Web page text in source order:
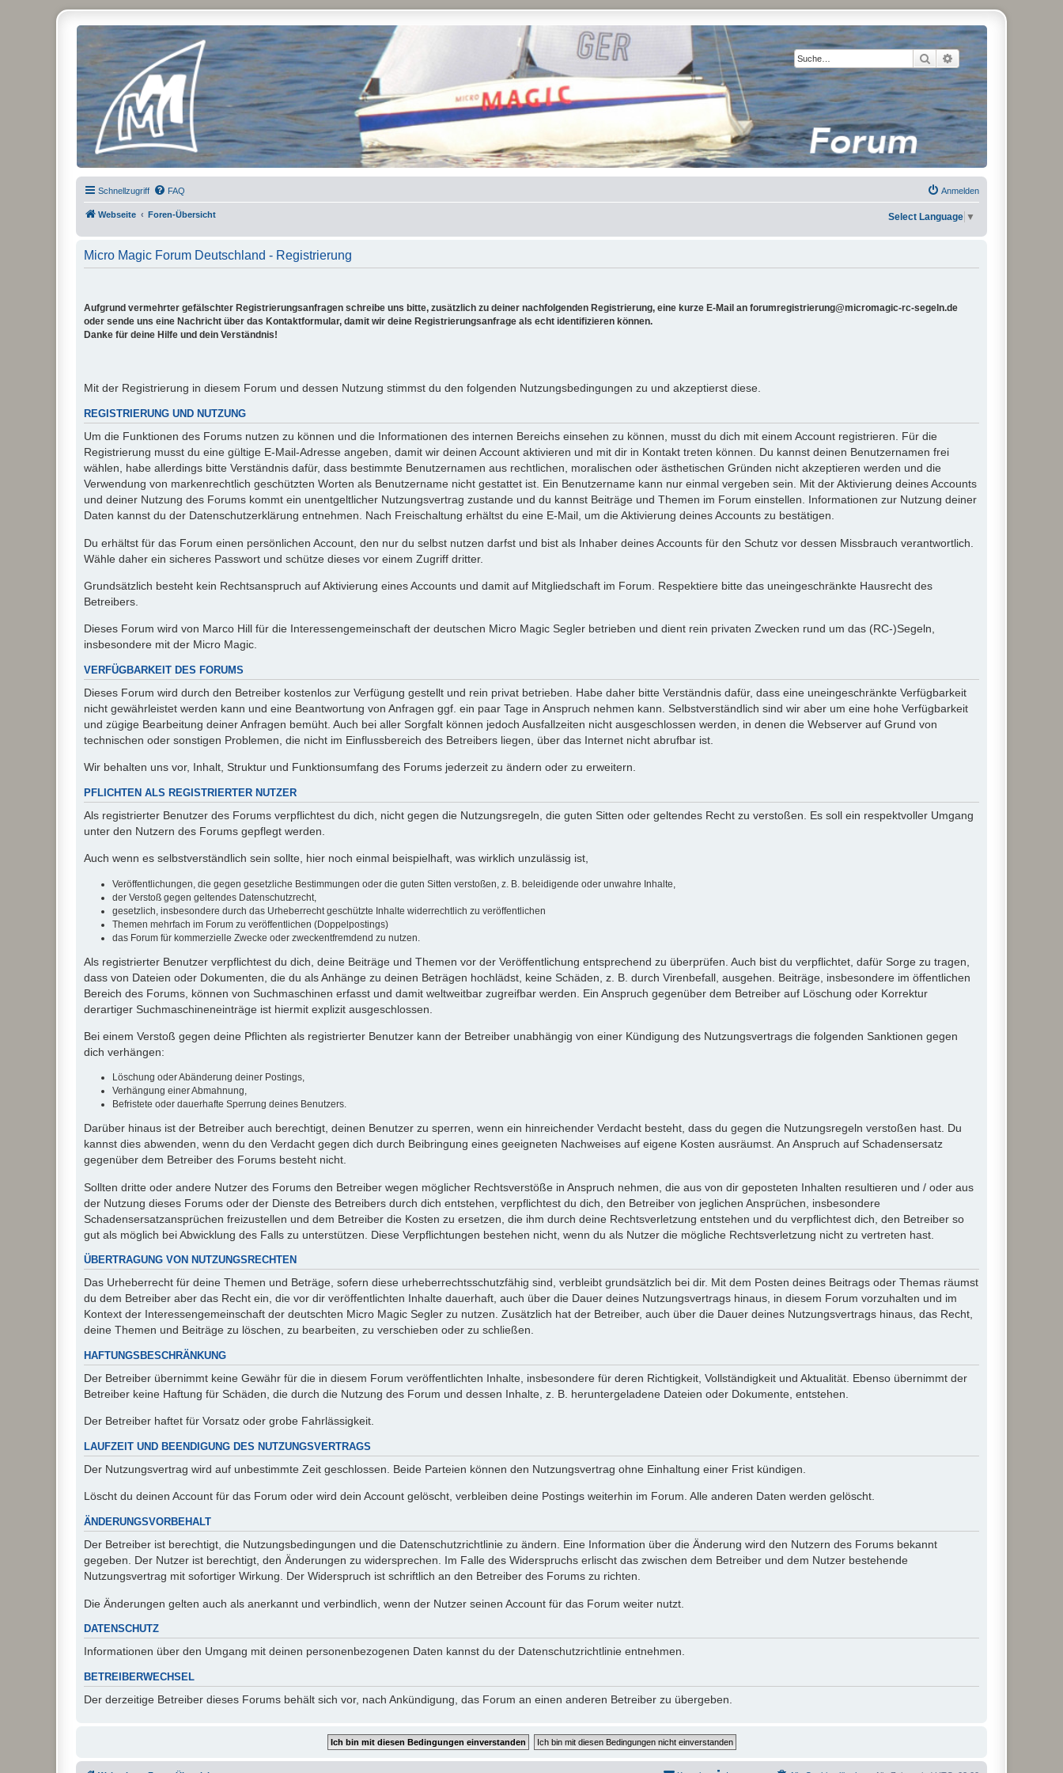
Suche Erweiterte Suche
Micro Magic Forum Deutschland
Schnellzugriff FAQ Anmelden
Webseite Foren-Übersicht Select Language ▼
Micro Magic Forum Deutschland - Registrierung
Aufgrund vermehrter gefälschter Registrierungsanfragen schreibe uns bitte, zusätzlich zu deiner nachfolgenden Registrierung, eine kurze E-Mail an forumregistrierung@micromagic-rc-segeln.de
oder sende uns eine Nachricht über das Kontaktformular, damit wir deine Registrierungsanfrage als echt identifizieren können.
Danke für deine Hilfe und dein Verständnis!
Mit der Registrierung in diesem Forum und dessen Nutzung stimmst du den folgenden Nutzungsbedingungen zu und akzeptierst diese.
REGISTRIERUNG UND NUTZUNG
Um die Funktionen des Forums nutzen zu können und die Informationen des internen Bereichs einsehen zu können, musst du dich mit einem Account registrieren. Für die
Registrierung musst du eine gültige E-Mail-Adresse angeben, damit wir deinen Account aktivieren und mit dir in Kontakt treten können. Du kannst deinen Benutzernamen frei
wählen, habe allerdings bitte Verständnis dafür, dass bestimmte Benutzernamen aus rechtlichen, moralischen oder ästhetischen Gründen nicht akzeptieren werden und die
Verwendung von markenrechtlich geschützten Worten als Benutzername nicht gestattet ist. Ein Benutzername kann nur einmal vergeben sein. Mit der Aktivierung deines Accounts
und deiner Nutzung des Forums kommt ein unentgeltlicher Nutzungsvertrag zustande und du kannst Beiträge und Themen im Forum einstellen. Informationen zur Nutzung deiner
Daten kannst du der Datenschutzerklärung entnehmen. Nach Freischaltung erhältst du eine E-Mail, um die Aktivierung deines Accounts zu bestätigen.
Du erhältst für das Forum einen persönlichen Account, den nur du selbst nutzen darfst und bist als Inhaber deines Accounts für den Schutz vor dessen Missbrauch verantwortlich.
Wähle daher ein sicheres Passwort und schütze dieses vor einem Zugriff dritter.
Grundsätzlich besteht kein Rechtsanspruch auf Aktivierung eines Accounts und damit auf Mitgliedschaft im Forum. Respektiere bitte das uneingeschränkte Hausrecht des
Betreibers.
Dieses Forum wird von Marco Hill für die Interessengemeinschaft der deutschen Micro Magic Segler betrieben und dient rein privaten Zwecken rund um das (RC-)Segeln,
insbesondere mit der Micro Magic.
VERFÜGBARKEIT DES FORUMS
Dieses Forum wird durch den Betreiber kostenlos zur Verfügung gestellt und rein privat betrieben. Habe daher bitte Verständnis dafür, dass eine uneingeschränkte Verfügbarkeit
nicht gewährleistet werden kann und eine Beantwortung von Anfragen ggf. ein paar Tage in Anspruch nehmen kann. Selbstverständlich sind wir aber um eine hohe Verfügbarkeit
und zügige Bearbeitung deiner Anfragen bemüht. Auch bei aller Sorgfalt können jedoch Ausfallzeiten nicht ausgeschlossen werden, in denen die Webserver auf Grund von
technischen oder sonstigen Problemen, die nicht im Einflussbereich des Betreibers liegen, über das Internet nicht abrufbar ist.
Wir behalten uns vor, Inhalt, Struktur und Funktionsumfang des Forums jederzeit zu ändern oder zu erweitern.
PFLICHTEN ALS REGISTRIERTER NUTZER
Als registrierter Benutzer des Forums verpflichtest du dich, nicht gegen die Nutzungsregeln, die guten Sitten oder geltendes Recht zu verstoßen. Es soll ein respektvoller Umgang
unter den Nutzern des Forums gepflegt werden.
Auch wenn es selbstverständlich sein sollte, hier noch einmal beispielhaft, was wirklich unzulässig ist,
Veröffentlichungen, die gegen gesetzliche Bestimmungen oder die guten Sitten verstoßen, z. B. beleidigende oder unwahre Inhalte,
der Verstoß gegen geltendes Datenschutzrecht,
gesetzlich, insbesondere durch das Urheberrecht geschützte Inhalte widerrechtlich zu veröffentlichen
Themen mehrfach im Forum zu veröffentlichen (Doppelpostings)
das Forum für kommerzielle Zwecke oder zweckentfremdend zu nutzen.
Als registrierter Benutzer verpflichtest du dich, deine Beiträge und Themen vor der Veröffentlichung entsprechend zu überprüfen. Auch bist du verpflichtet, dafür Sorge zu tragen,
dass von Dateien oder Dokumenten, die du als Anhänge zu deinen Beträgen hochlädst, keine Schäden, z. B. durch Virenbefall, ausgehen. Beiträge, insbesondere im öffentlichen
Bereich des Forums, können von Suchmaschinen erfasst und damit weltweitbar zugreifbar werden. Ein Anspruch gegenüber dem Betreiber auf Löschung oder Korrektur
derartiger Suchmaschineneinträge ist hiermit explizit ausgeschlossen.
Bei einem Verstoß gegen deine Pflichten als registrierter Benutzer kann der Betreiber unabhängig von einer Kündigung des Nutzungsvertrags die folgenden Sanktionen gegen
dich verhängen:
Löschung oder Abänderung deiner Postings,
Verhängung einer Abmahnung,
Befristete oder dauerhafte Sperrung deines Benutzers.
Darüber hinaus ist der Betreiber auch berechtigt, deinen Benutzer zu sperren, wenn ein hinreichender Verdacht besteht, dass du gegen die Nutzungsregeln verstoßen hast. Du
kannst dies abwenden, wenn du den Verdacht gegen dich durch Beibringung eines geeigneten Nachweises auf eigene Kosten ausräumst. An Anspruch auf Schadensersatz
gegenüber dem Betreiber des Forums besteht nicht.
Sollten dritte oder andere Nutzer des Forums den Betreiber wegen möglicher Rechtsverstöße in Anspruch nehmen, die aus von dir geposteten Inhalten resultieren und / oder aus
der Nutzung dieses Forums oder der Dienste des Betreibers durch dich entstehen, verpflichtest du dich, den Betreiber von jeglichen Ansprüchen, insbesondere
Schadensersatzansprüchen freizustellen und dem Betreiber die Kosten zu ersetzen, die ihm durch deine Rechtsverletzung entstehen und du verpflichtest dich, den Betreiber so
gut als möglich bei Abwicklung des Falls zu unterstützen. Diese Verpflichtungen bestehen nicht, wenn du als Nutzer die mögliche Rechtsverletzung nicht zu vertreten hast.
ÜBERTRAGUNG VON NUTZUNGSRECHTEN
Das Urheberrecht für deine Themen und Beträge, sofern diese urheberrechtsschutzfähig sind, verbleibt grundsätzlich bei dir. Mit dem Posten deines Beitrags oder Themas räumst
du dem Betreiber aber das Recht ein, die vor dir veröffentlichten Inhalte dauerhaft, auch über die Dauer deines Nutzungsvertrags hinaus, in diesem Forum vorzuhalten und im
Kontext der Interessengemeinschaft der deutschten Micro Magic Segler zu nutzen. Zusätzlich hat der Betreiber, auch über die Dauer deines Nutzungsvertrags hinaus, das Recht,
deine Themen und Beiträge zu löschen, zu bearbeiten, zu verschieben oder zu schließen.
HAFTUNGSBESCHRÄNKUNG
Der Betreiber übernimmt keine Gewähr für die in diesem Forum veröffentlichten Inhalte, insbesondere für deren Richtigkeit, Vollständigkeit und Aktualität. Ebenso übernimmt der
Betreiber keine Haftung für Schäden, die durch die Nutzung des Forum und dessen Inhalte, z. B. heruntergeladene Dateien oder Dokumente, entstehen.
Der Betreiber haftet für Vorsatz oder grobe Fahrlässigkeit.
LAUFZEIT UND BEENDIGUNG DES NUTZUNGSVERTRAGS
Der Nutzungsvertrag wird auf unbestimmte Zeit geschlossen. Beide Parteien können den Nutzungsvertrag ohne Einhaltung einer Frist kündigen.
Löscht du deinen Account für das Forum oder wird dein Account gelöscht, verbleiben deine Postings weiterhin im Forum. Alle anderen Daten werden gelöscht.
ÄNDERUNGSVORBEHALT
Der Betreiber ist berechtigt, die Nutzungsbedingungen und die Datenschutzrichtlinie zu ändern. Eine Information über die Änderung wird den Nutzern des Forums bekannt
gegeben. Der Nutzer ist berechtigt, den Änderungen zu widersprechen. Im Falle des Widerspruchs erlischt das zwischen dem Betreiber und dem Nutzer bestehende
Nutzungsvertrag mit sofortiger Wirkung. Der Widerspruch ist schriftlich an den Betreiber des Forums zu richten.
Die Änderungen gelten auch als anerkannt und verbindlich, wenn der Nutzer seinen Account für das Forum weiter nutzt.
DATENSCHUTZ
Informationen über den Umgang mit deinen personenbezogenen Daten kannst du der Datenschutzrichtlinie entnehmen.
BETREIBERWECHSEL
Der derzeitige Betreiber dieses Forums behält sich vor, nach Ankündigung, das Forum an einen anderen Betreiber zu übergeben.